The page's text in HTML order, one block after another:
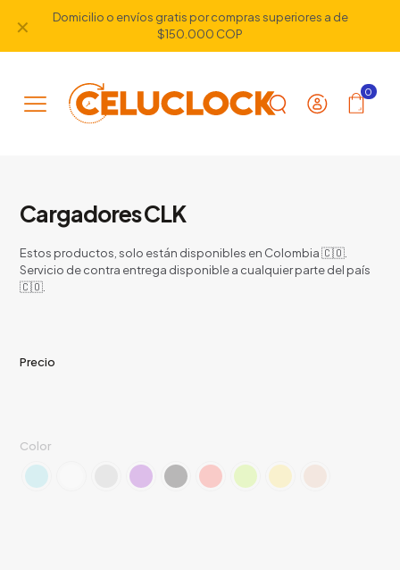
Domicilio o envíos gratis por compras superiores a de
$150.000 COP
✕
0
Cargadores CLK
Estos productos, solo están disponibles en Colombia 🇨🇴.
Servicio de contra entrega disponible a cualquier parte del país
🇨🇴.
Precio
Color